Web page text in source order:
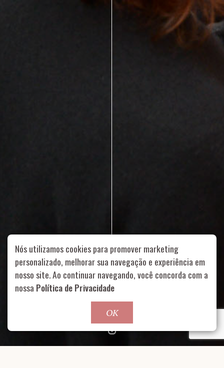
Rua Aurélia, 1714 – Vila Romana, São Paulo – SP | 55 11
99178-5848
contato@nucleofood.com
Role para continar
Nós utilizamos cookies para promover marketing
personalizado, melhorar sua navegação e experiência em
nosso site. Ao continuar navegando, você concorda com a
nossa Política de Privacidade
OK